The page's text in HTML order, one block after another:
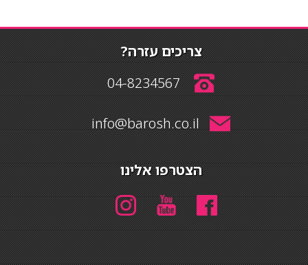
צריכים עזרה?
04-8234567
info@barosh.co.il
הצטרפו אלינו